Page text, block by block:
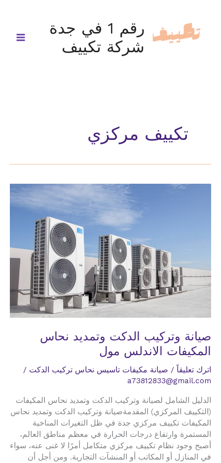
المحتوى
رقم 1 في جدة
شركة تكييف
تكييف مركزي
صيانة وتركيب الدكت وتمديد نحاس
المكيفات الاندلس مول
اترك تعليقاً / صيانة مكيفات تاسيس نحاس تركيب الدكت /
a73812833@gmail.com
الدليل الشامل لصيانة وتركيب الدكت وتمديد نحاس المكيفات
(التكييف المركزي) المقدمةصيانة وتركيب الدكت وتمديد نحاس
المكيفات تكييف مركزي جدة في ظل التغيرات المناخية
المستمرة وارتفاع درجات الحرارة في معظم مناطق العالم،
أصبح وجود نظام تكييف مركزي متكامل أمرًا لا غنى عنه، سواء
في المنازل أو المكاتب أو المنشآت التجارية. ومن أجل أن